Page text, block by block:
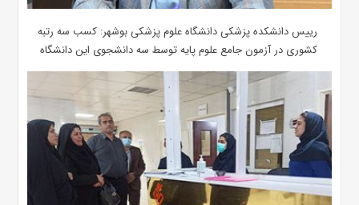
رییس دانشکده پزشکی دانشگاه علوم پزشکی بوشهر: کسب سه رتبه
کشوری در آزمون جامع علوم پایه توسط سه دانشجوی این دانشگاه